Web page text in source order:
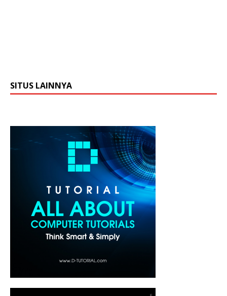
SITUS LAINNYA